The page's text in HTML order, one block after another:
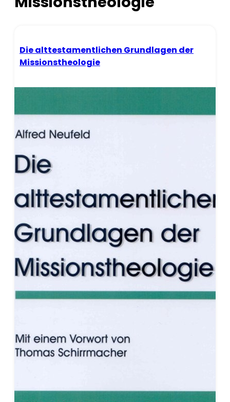
Die alttestamentlichen Grundlagen der
Missionstheologie